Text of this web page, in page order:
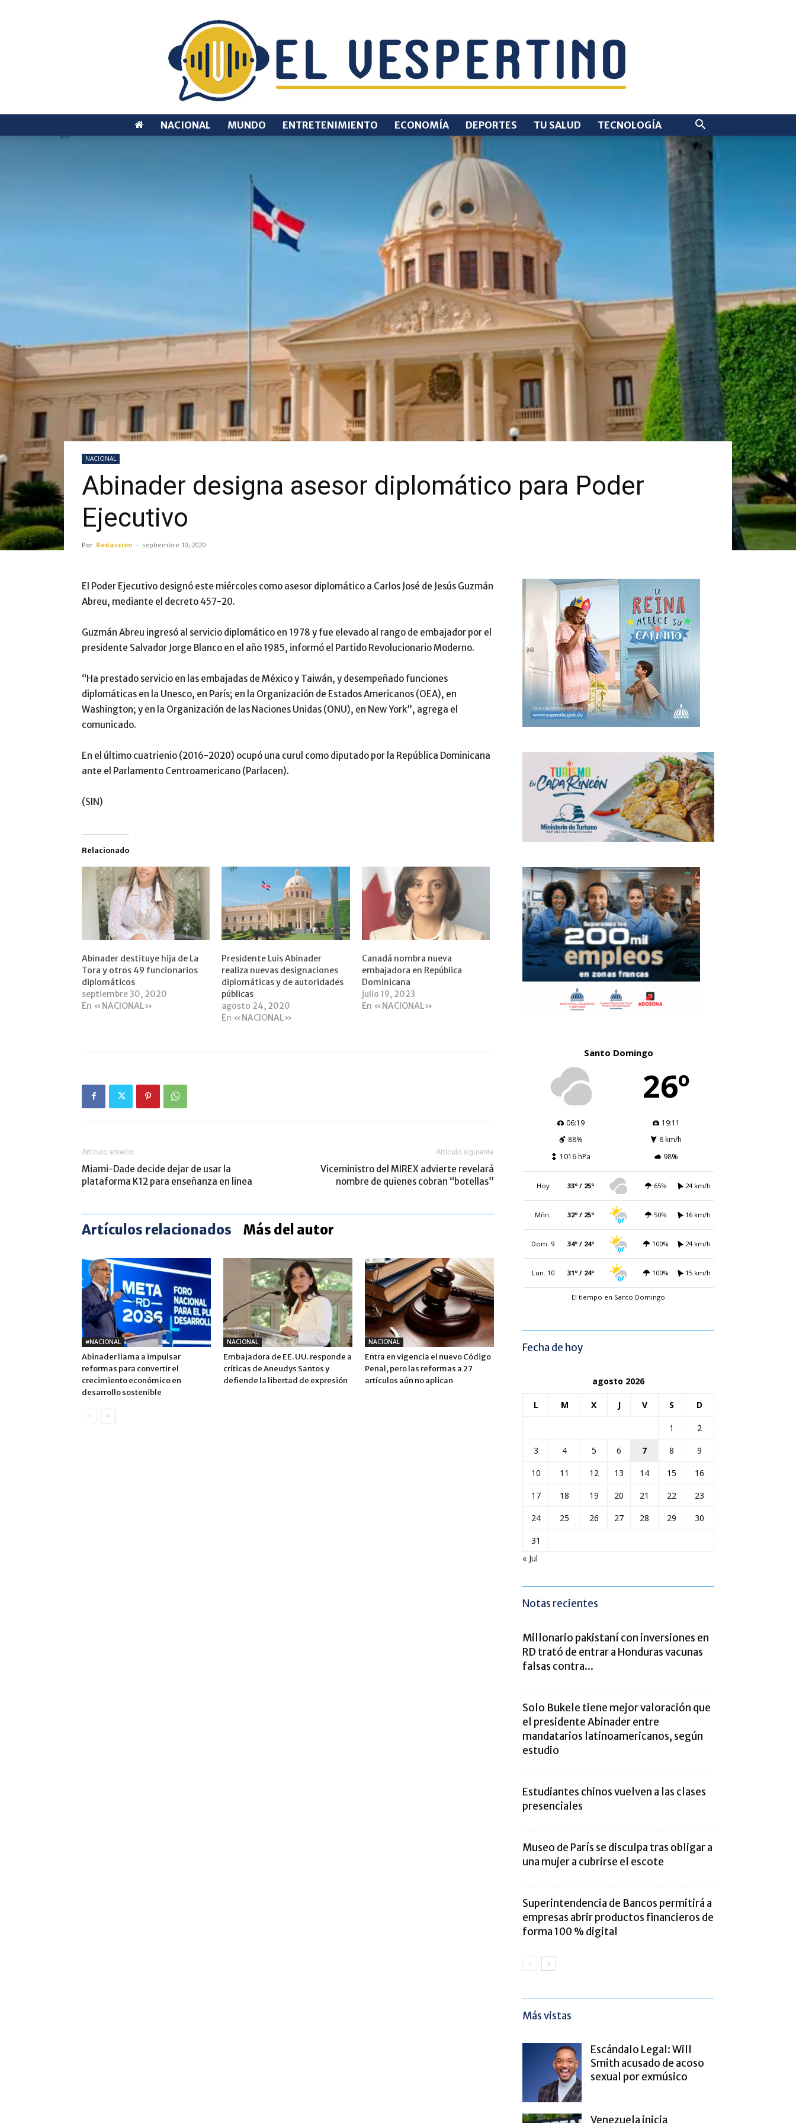
VESPERTINO
NACIONAL MUNDO ENTRETENIMIENTO ECONOMÍA DEPORTES TU SALUD TECNOLOGÍA
NACIONAL
Abinader designa asesor diplomático para Poder
Ejecutivo
Por Redacción - septiembre 10, 2020
El Poder Ejecutivo designó este miércoles como asesor diplomático a Carlos José de Jesús Guzmán
Abreu, mediante el decreto 457-20.
Guzmán Abreu ingresó al servicio diplomático en 1978 y fue elevado al rango de embajador por el
presidente Salvador Jorge Blanco en el año 1985, informó el Partido Revolucionario Moderno.
“Ha prestado servicio en las embajadas de México y Taiwán, y desempeñado funciones
diplomáticas en la Unesco, en París; en la Organización de Estados Americanos (OEA), en
Washington; y en la Organización de las Naciones Unidas (ONU), en New York”, agrega el
comunicado.
En el último cuatrienio (2016-2020) ocupó una curul como diputado por la República Dominicana
ante el Parlamento Centroamericano (Parlacen).
(SIN)
Relacionado
Abinader destituye hija de La
Tora y otros 49 funcionarios
diplomáticos
septiembre 30, 2020
En «NACIONAL»
Presidente Luis Abinader
realiza nuevas designaciones
diplomáticas y de autoridades
públicas
agosto 24, 2020
En «NACIONAL»
Canadá nombra nueva
embajadora en República
Dominicana
julio 19, 2023
En «NACIONAL»
Artículo anterior
Miami-Dade decide dejar de usar la
plataforma K12 para enseñanza en linea
Artículo siguiente
Viceministro del MIREX advierte revelará
nombre de quienes cobran “botellas”
Artículos relacionados Más del autor
#NACIONAL
Abinader llama a impulsar
reformas para convertir el
crecimiento económico en
desarrollo sostenible
NACIONAL
Embajadora de EE. UU. responde a
críticas de Aneudys Santos y
defiende la libertad de expresión
NACIONAL
Entra en vigencia el nuevo Código
Penal, pero las reformas a 27
artículos aún no aplican
Santo Domingo
26º
06:19
19:11
88%
8 km/h
1016 hPa
98%
Hoy 33º / 25º 65% 24 km/h
Mñn. 32º / 25º 50% 16 km/h
Dom. 9 34º / 24º 100% 24 km/h
Lun. 10 31º / 24º 100% 15 km/h
El tiempo en Santo Domingo
Fecha de hoy
agosto 2026
L M X J V S D
1
2
3
4 5 6 7 8
9
10
11 12 13 14 15
16
17
18 19 20 21 22
23
24
25 26 27 28 29
30
31
« Jul
Notas recientes
Millonario pakistaní con inversiones en
RD trató de entrar a Honduras vacunas
falsas contra...
Solo Bukele tiene mejor valoración que
el presidente Abinader entre
mandatarios latinoamericanos, según
estudio
Estudiantes chinos vuelven a las clases
presenciales
Museo de París se disculpa tras obligar a
una mujer a cubrirse el escote
Superintendencia de Bancos permitirá a
empresas abrir productos financieros de
forma 100 % digital
Más vistas
Escándalo Legal: Will
Smith acusado de acoso
sexual por exmúsico
Venezuela inicia